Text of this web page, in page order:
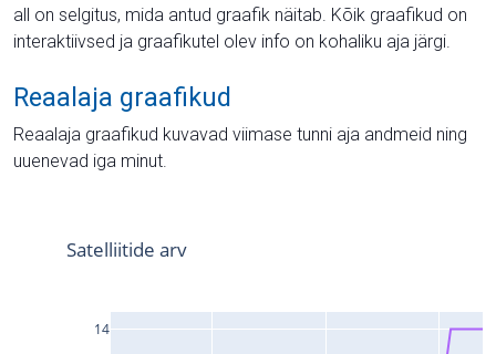
all on selgitus, mida antud graafik näitab. Kõik graafikud on
interaktiivsed ja graafikutel olev info on kohaliku aja järgi.
Reaalaja graafikud
Reaalaja graafikud kuvavad viimase tunni aja andmeid ning
uuenevad iga minut.